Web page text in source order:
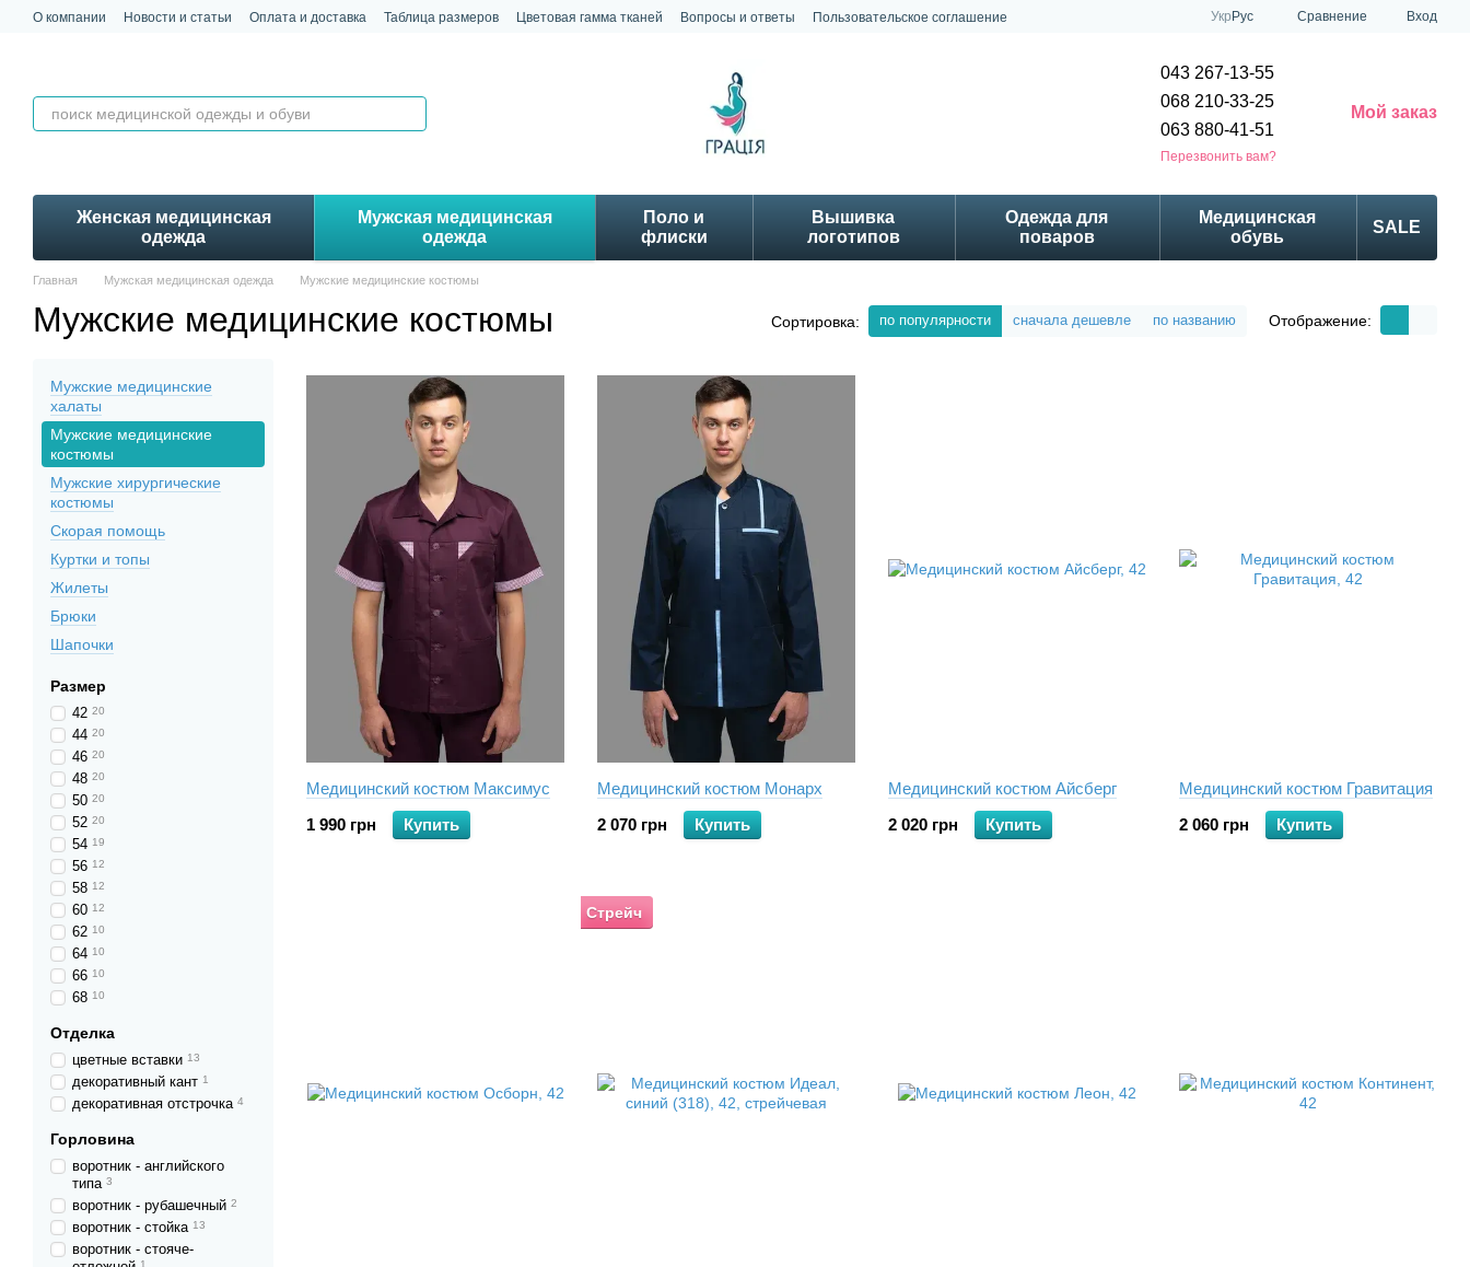
Перейти к основному контенту
О компании Новости и статьи Оплата и доставка Таблица размеров Цветовая гамма тканей Вопросы и ответы
Пользовательское соглашение
Укр Рус Сравнение Вход
043 267-13-55
068 210-33-25
063 880-41-51
Перезвонить вам?
Мой заказ
Женская медицинская
одежда
Мужская медицинская
одежда
Поло и
флиски
Вышивка
логотипов
Одежда для
поваров
Медицинская
обувь
SALE
Главная Мужская медицинская одежда Мужские медицинские костюмы
Мужские медицинские костюмы Сортировка: по популярности сначала дешевле по названию Отображение:
Медицинский костюм Максимус
1 990 грн
Купить
Медицинский костюм Монарх
2 070 грн
Купить
Медицинский костюм Айсберг
2 020 грн
Купить
Медицинский костюм Гравитация
2 060 грн
Купить
Стрейч
Мужские медицинские
халаты
Мужские медицинские
костюмы
Мужские хирургические
костюмы
Скорая помощь
Куртки и топы
Жилеты
Брюки
Шапочки
Размер
42 20
44 20
46 20
48 20
50 20
52 20
54 19
56 12
58 12
60 12
62 10
64 10
66 10
68 10
Отделка
цветные вставки 13
декоративный кант 1
декоративная отстрочка 4
Горловина
воротник - английского
типа 3
воротник - рубашечный 2
воротник - стойка 13
воротник - стояче-
1